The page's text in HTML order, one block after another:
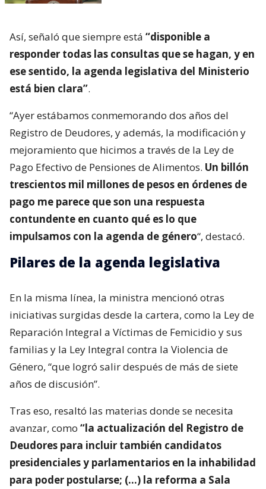
Así, señaló que siempre está “disponible a
responder todas las consultas que se hagan, y en
ese sentido, la agenda legislativa del Ministerio
está bien clara”.
“Ayer estábamos conmemorando dos años del
Registro de Deudores, y además, la modificación y
mejoramiento que hicimos a través de la Ley de
Pago Efectivo de Pensiones de Alimentos. Un billón
trescientos mil millones de pesos en órdenes de
pago me parece que son una respuesta
contundente en cuanto qué es lo que
impulsamos con la agenda de género“, destacó.
Pilares de la agenda legislativa
En la misma línea, la ministra mencionó otras
iniciativas surgidas desde la cartera, como la Ley de
Reparación Integral a Víctimas de Femicidio y sus
familias y la Ley Integral contra la Violencia de
Género, “que logró salir después de más de siete
años de discusión”.
Tras eso, resaltó las materias donde se necesita
avanzar, como “la actualización del Registro de
Deudores para incluir también candidatos
presidenciales y parlamentarios en la inhabilidad
para poder postularse; (…) la reforma a Sala